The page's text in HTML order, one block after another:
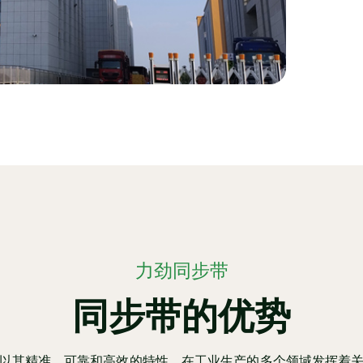
力劲同步带
同步带的优势